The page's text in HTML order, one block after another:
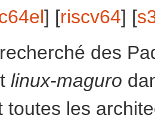
] [riscv64] [
des
linux-maguro
toutes les